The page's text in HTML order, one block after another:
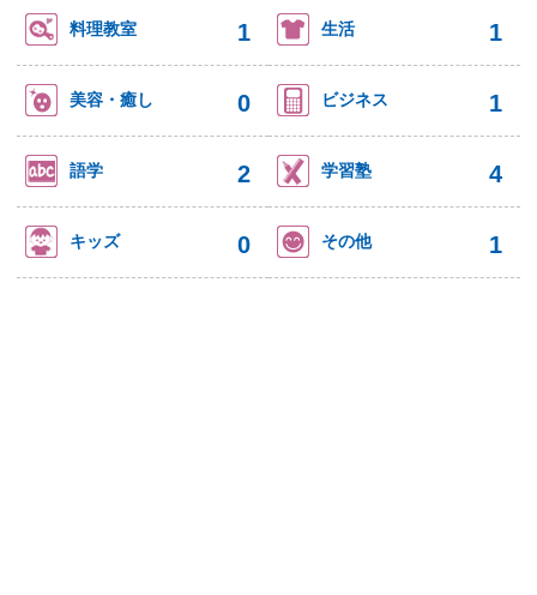
料理教室 1 生活 1
美容・癒し 0 ビジネス 1
語学 2 学習塾 4
キッズ 0 その他 1